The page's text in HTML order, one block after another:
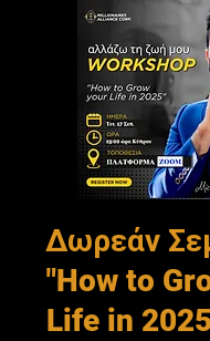
Δωρεάν
"How to
Life in